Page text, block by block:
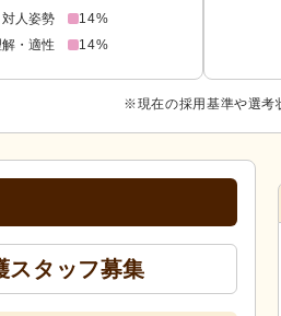
対人姿勢
14%
・適性
14%
※現在の採用基準や選考
スタッフ募集